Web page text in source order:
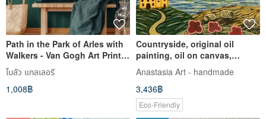
Path in the Park of Arles with
Walkers - Van Gogh Art Print
Series / Landscape
โบลัว แกลเลอรี
1,008฿
Countryside, original oil
painting, oil on canvas,
nature, impressionism, farm
Anastasia Art - handmade
3,436฿
Eco-Friendly